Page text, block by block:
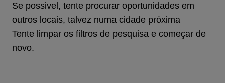
Se possivel, tente procurar oportunidades em
outros locais, talvez numa cidade próxima
Tente limpar os filtros de pesquisa e começar de
novo.